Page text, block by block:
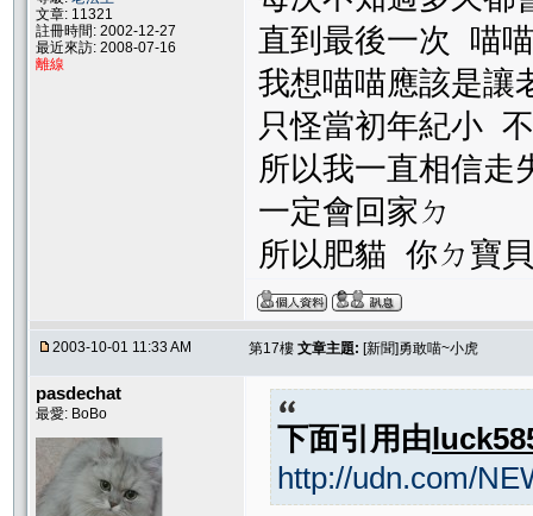
文章: 11321
註冊時間: 2002-12-27
最近來訪: 2008-07-16
離線
直到最後一次 喵
我想喵喵應該是讓
只怪當初年紀小
所以我一直相信走
一定會回家ㄉ
所以肥貓 你ㄉ寶
2003-10-01 11:33 AM 第17樓 文章主題: [新聞]勇敢喵~小虎
pasdechat
最愛: BoBo
下面引用由
http://udn.com/